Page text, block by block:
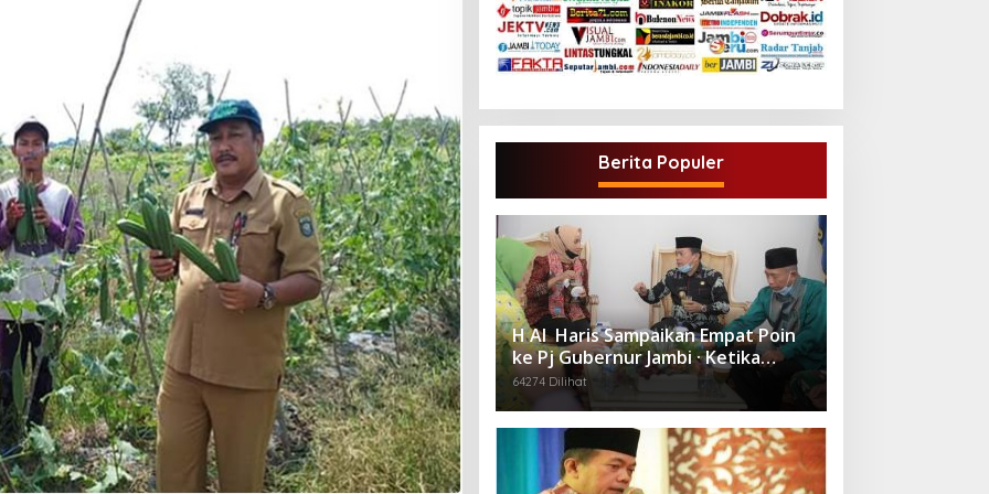
Berita Populer
H Al Haris Sampaikan Empat Poin
ke Pj Gubernur Jambi · Ketika
Melakukan Kunjungan Kerja ke
Merangin
64274 Dilihat